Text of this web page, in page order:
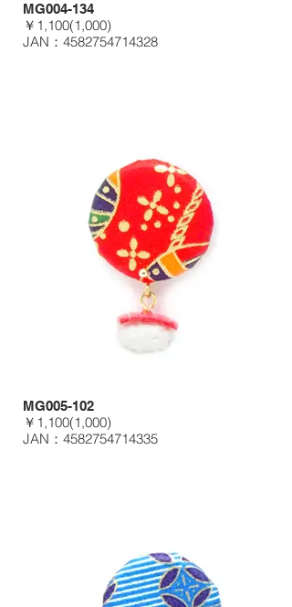
MG004-134
￥1,100(1,000)
JAN：4582754714328
MG005-102
￥1,100(1,000)
JAN：4582754714335